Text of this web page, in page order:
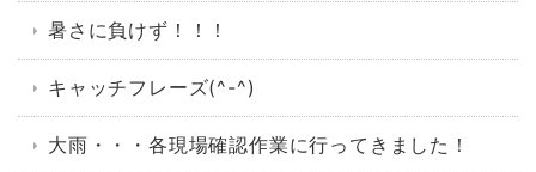
暑さに負けず！！！
キャッチフレーズ(^-^)
大雨・・・各現場確認作業に行ってきました！